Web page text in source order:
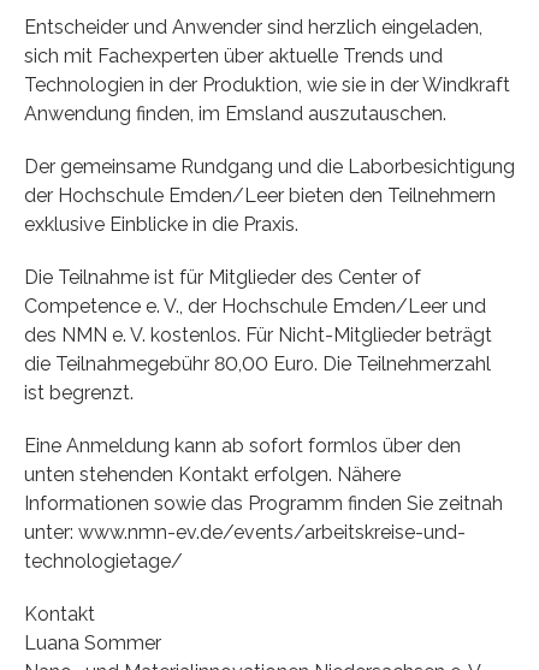
Entscheider und Anwender sind herzlich eingeladen,
sich mit Fachexperten über aktuelle Trends und
Technologien in der Produktion, wie sie in der Windkraft
Anwendung finden, im Emsland auszutauschen.
Der gemeinsame Rundgang und die Laborbesichtigung
der Hochschule Emden/Leer bieten den Teilnehmern
exklusive Einblicke in die Praxis.
Die Teilnahme ist für Mitglieder des Center of
Competence e. V., der Hochschule Emden/Leer und
des NMN e. V. kostenlos. Für Nicht-Mitglieder beträgt
die Teilnahmegebühr 80,00 Euro. Die Teilnehmerzahl
ist begrenzt.
Eine Anmeldung kann ab sofort formlos über den
unten stehenden Kontakt erfolgen. Nähere
Informationen sowie das Programm finden Sie zeitnah
unter: www.nmn-ev.de/events/arbeitskreise-und-
technologietage/
Kontakt
Luana Sommer